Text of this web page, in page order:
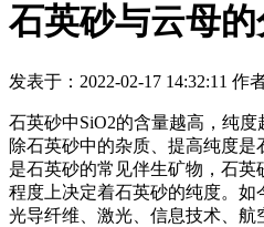
石英砂与云母
发表于：2022-02-17 14:32:11 作
石英砂中SiO2的含量越高，纯
除石英砂中的杂质、提高纯度
是石英砂的常见伴生矿物，石
程度上决定着石英砂的纯度。如
光导纤维、激光、信息技术、航